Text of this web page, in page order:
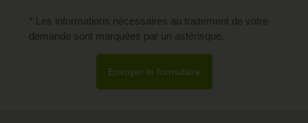
* Les informations nécessaires au traitement de votre
demande sont marquées par un astérisque.
Envoyer le formulaire